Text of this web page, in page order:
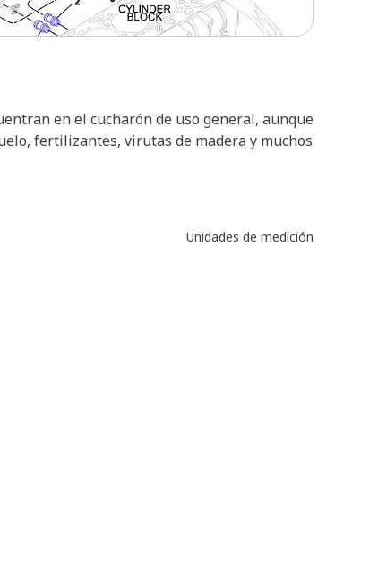
en el cucharón de uso general, aunque
fertilizantes, virutas de madera y muchos
Unidades de medición